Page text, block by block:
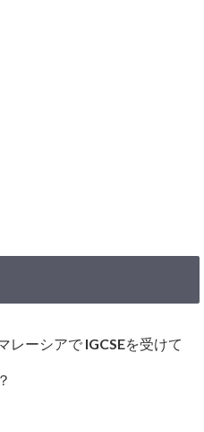
レーシアで IGCSEを受けて